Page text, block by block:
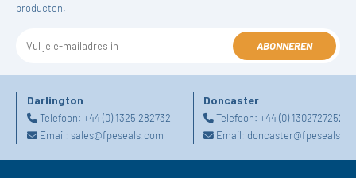
producten.
ABONNEREN
Darlington
Telefoon: +44 (0) 1325 282732
Email: sales@fpeseals.com
Doncaster
Telefoon:+44 (0) 1302727252
Email: